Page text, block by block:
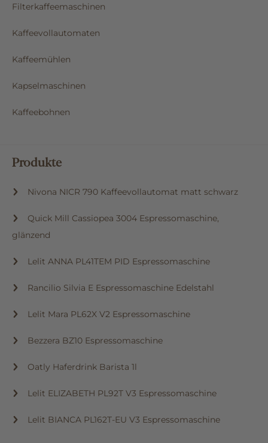
Filterkaffeemaschinen
Kaffeevollautomaten
Kaffeemühlen
Kapselmaschinen
Kaffeebohnen
Produkte
Nivona NICR 790 Kaffeevollautomat matt schwarz
Quick Mill Cassiopea 3004 Espressomaschine,
glänzend
Lelit ANNA PL41TEM PID Espressomaschine
Rancilio Silvia E Espressomaschine Edelstahl
Lelit Mara PL62X V2 Espressomaschine
Bezzera BZ10 Espressomaschine
Oatly Haferdrink Barista 1l
Lelit ELIZABETH PL92T V3 Espressomaschine
Lelit BIANCA PL162T-EU V3 Espressomaschine